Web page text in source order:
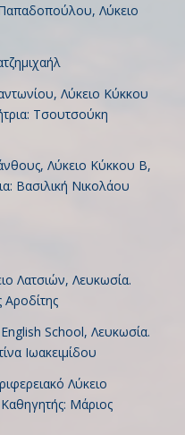
Λύκειο
Λύκειο Κύκκου
Τσουτσούκη
Λύκειο Κύκκου Β,
Βασιλική Νικολάου
Λατσιών, Λευκωσία.
School, Λευκωσία.
Ιωακειμίδου
Λύκειο
Μάριος